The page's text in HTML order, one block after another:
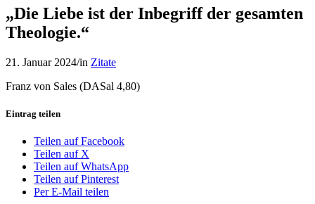
„Die Liebe ist der Inbegriff der gesamten
Theologie.“
21. Januar 2024/in Zitate
Franz von Sales (DASal 4,80)
Eintrag teilen
Teilen auf Facebook
Teilen auf X
Teilen auf WhatsApp
Teilen auf Pinterest
Per E-Mail teilen